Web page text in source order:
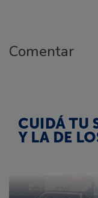
Comentar